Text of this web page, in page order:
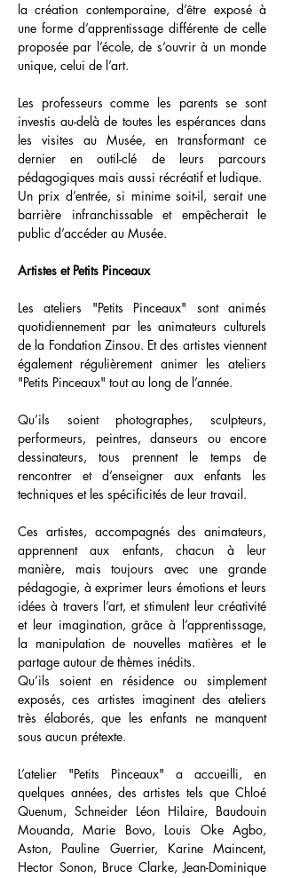
la création contemporaine, d’être exposé à
une forme d’apprentissage différente de celle
proposée par l’école, de s’ouvrir à un monde
unique, celui de l’art.
Les professeurs comme les parents se sont
investis au-delà de toutes les espérances dans
les visites au Musée, en transformant ce
dernier en outil-clé de leurs parcours
pédagogiques mais aussi récréatif et ludique.
Un prix d’entrée, si minime soit-il, serait une
barrière infranchissable et empêcherait le
public d’accéder au Musée.
Artistes et Petits Pinceaux
Les ateliers "Petits Pinceaux" sont animés
quotidiennement par les animateurs culturels
de la Fondation Zinsou. Et des artistes viennent
également régulièrement animer les ateliers
"Petits Pinceaux" tout au long de l’année.
Qu’ils soient photographes, sculpteurs,
performeurs, peintres, danseurs ou encore
dessinateurs, tous prennent le temps de
rencontrer et d’enseigner aux enfants les
techniques et les spécificités de leur travail.
Ces artistes, accompagnés des animateurs,
apprennent aux enfants, chacun à leur
manière, mais toujours avec une grande
pédagogie, à exprimer leurs émotions et leurs
idées à travers l’art, et stimulent leur créativité
et leur imagination, grâce à l’apprentissage,
la manipulation de nouvelles matières et le
partage autour de thèmes inédits.
Qu’ils soient en résidence ou simplement
exposés, ces artistes imaginent des ateliers
très élaborés, que les enfants ne manquent
sous aucun prétexte.
L’atelier "Petits Pinceaux" a accueilli, en
quelques années, des artistes tels que Chloé
Quenum, Schneider Léon Hilaire, Baudouin
Mouanda, Marie Bovo, Louis Oke Agbo,
Aston, Pauline Guerrier, Karine Maincent,
Hector Sonon, Bruce Clarke, Jean-Dominique